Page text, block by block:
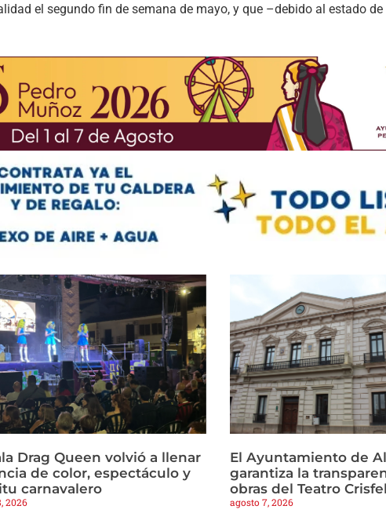
el segundo fin de semana de mayo, y que –debido al estado
Drag Queen volvió a llenar
de color, espectáculo y
carnavalero
2026
El Ayuntamiento de
garantiza la
obras del Teatro
agosto 7, 2026